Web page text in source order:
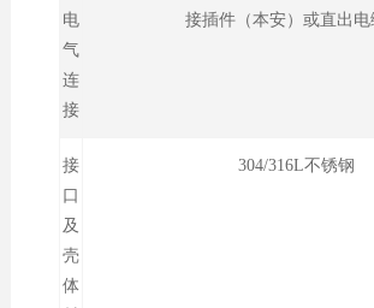
电
气
连
接
接插件（本安）或直出电
接
口
及
壳
体
304/316L不锈钢